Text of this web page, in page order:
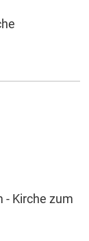
- Kirche zum